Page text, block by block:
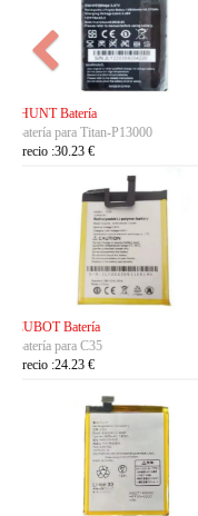
FUJITSU Batería
Batería para RA07503-1091
Precio :24.23 €
KYOCERA Batería
Batería para 5AAXBT134JAA
Precio :24.23 €